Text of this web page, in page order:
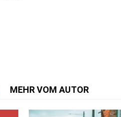
MEHR VOM AUTOR